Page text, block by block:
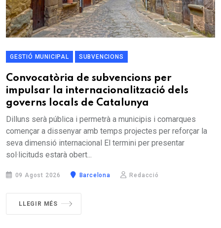
GESTIÓ MUNICIPAL SUBVENCIONS
Convocatòria de subvencions per
impulsar la internacionalització dels
governs locals de Catalunya
Dilluns serà pública i permetrà a municipis i comarques
començar a dissenyar amb temps projectes per reforçar la
seva dimensió internacional El termini per presentar
sol·licituds estarà obert...
09 Agost 2026 Barcelona Redacció
LLEGIR MÉS